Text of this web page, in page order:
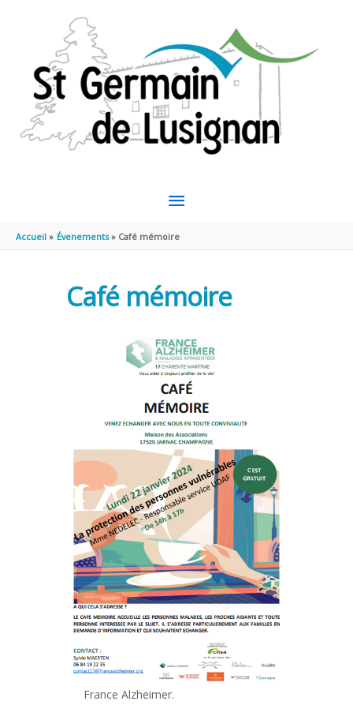
MENU
PRINCIPAL
Accueil Évenements Café mémoire
Café mémoire
France Alzheimer.